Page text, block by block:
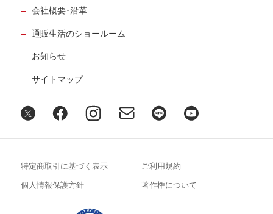
会社概要･沿革
通販生活のショールーム
お知らせ
サイトマップ
特定商取引に基づく表示 ご利用規約
個人情報保護方針 著作権について